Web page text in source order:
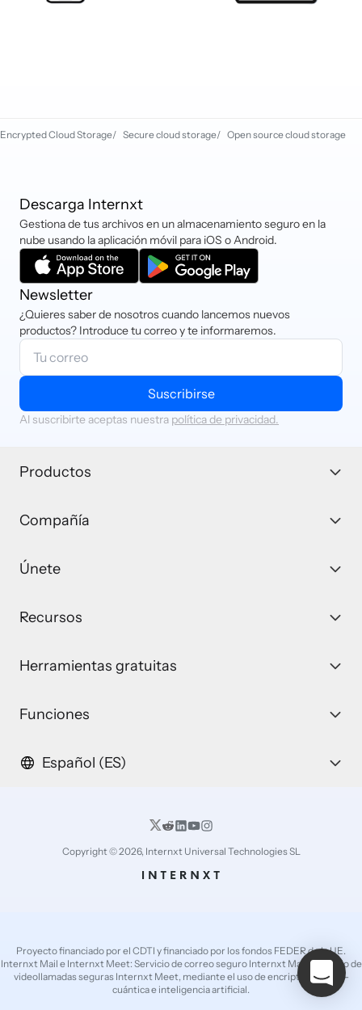
Encrypted Cloud Storage/ Secure cloud storage/ Open source cloud storage
Descarga Internxt
Gestiona de tus archivos en un almacenamiento seguro en la
nube usando la aplicación móvil para iOS o Android.
Newsletter
¿Quieres saber de nosotros cuando lancemos nuevos
productos? Introduce tu correo y te informaremos.
Suscribirse
Al suscribirte aceptas nuestra política de privacidad.
Productos
Compañía
Únete
Recursos
Herramientas gratuitas
Funciones
Español (ES)
Copyright © 2026, Internxt Universal Technologies SL
Proyecto financiado por el CDTI y financiado por los fondos FEDER de la UE.
Internxt Mail e Internxt Meet: Servicio de correo seguro Internxt Mail y servicio de
videollamadas seguras Internxt Meet, mediante el uso de encriptación post-
cuántica e inteligencia artificial.